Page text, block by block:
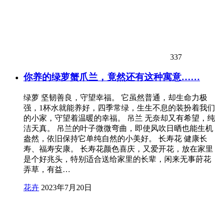
337
你养的绿萝蟹爪兰，竟然还有这种寓意……
绿萝 坚韧善良，守望幸福。 它虽然普通，却生命力极
强，1杯水就能养好，四季常绿，生生不息的装扮着我们
的小家，守望着温暖的幸福。 吊兰 无奈却又有希望，纯
洁天真。 吊兰的叶子微微弯曲，即使风吹日晒也能生机
盎然，依旧保持它单纯自然的小美好。 长寿花 健康长
寿、福寿安康。 长寿花颜色喜庆，又爱开花，放在家里
是个好兆头，特别适合送给家里的长辈，闲来无事莳花
弄草，有益…
花卉 2023年7月20日